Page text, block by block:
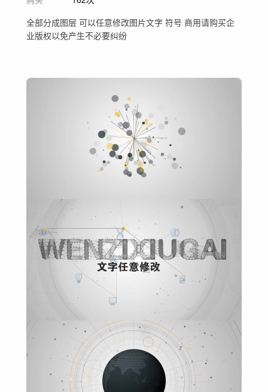
全部分成图层 可以任意修改图片文字 符号 商用请购买企
业版权以免产生不必要纠纷